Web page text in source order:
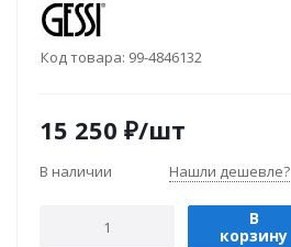
Код товара: 99-4846132
15 250 ₽/шт
В наличии Нашли дешевле?
В
корзину